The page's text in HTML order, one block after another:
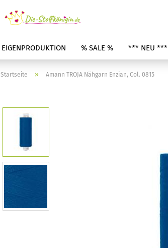
EIGENPRODUKTION % SALE % *** NEU ***
Startseite » Amann TROJA Nähgarn Enzian, Col. 0815